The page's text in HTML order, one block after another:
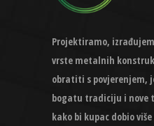
Projektiramo,
vrste metalnih
obratiti s povjerenjem,
bogatu tradiciju i nove
kako bi kupac dobio